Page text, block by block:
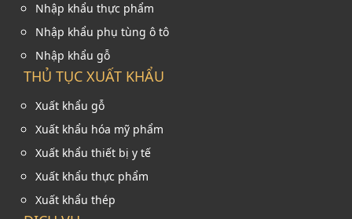
Nhập khẩu thực phẩm
Nhập khẩu phụ tùng ô tô
Nhập khẩu gỗ
THỦ TỤC XUẤT KHẨU
Xuất khẩu gỗ
Xuất khẩu hóa mỹ phẩm
Xuất khẩu thiết bị y tế
Xuất khẩu thực phẩm
Xuất khẩu thép